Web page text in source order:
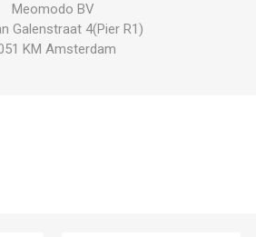
Meomodo BV
Galenstraat 4(Pier R1)
KM Amsterdam